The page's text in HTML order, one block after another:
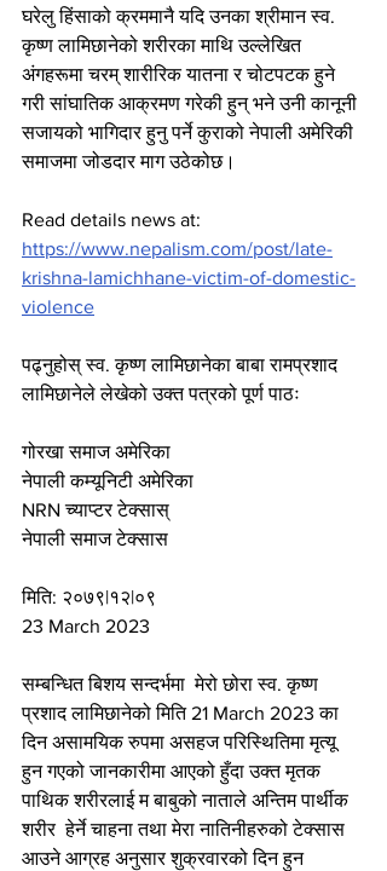
घरेलु हिंसाको क्रममानै यदि उनका श्रीमान स्व.
कृष्ण लामिछानेको शरीरका माथि उल्लेखित
अंगहरूमा चरम् शारीरिक यातना र चोटपटक हुने
गरी सांघातिक आक्रमण गरेकी हुन् भने उनी कानूनी
सजायको भागिदार हुनु पर्ने कुराको नेपाली अमेरिकी
समाजमा जोडदार माग उठेकोछ।
Read details news at:
https://www.nepalism.com/post/late-
krishna-lamichhane-victim-of-domestic-
violence
पढ्नुहोस् स्व. कृष्ण लामिछानेका बाबा रामप्रशाद
लामिछानेले लेखेको उक्त पत्रको पूर्ण पाठः
गोरखा समाज अमेरिका
नेपाली कम्यूनिटी अमेरिका
NRN च्याप्टर टेक्सास्
नेपाली समाज टेक्सास
मिति: २०७९|१२|०९
23 March 2023
सम्बन्धित बिशय सन्दर्भमा  मेरो छोरा स्व. कृष्ण
प्रशाद लामिछानेको मिति 21 March 2023 का
दिन असामयिक रुपमा असहज परिस्थितिमा मृत्यू
हुन गएको जानकारीमा आएको हुँदा उक्त मृतक
पाथिक शरीरलाई म बाबुको नाताले अन्तिम पार्थीक
शरीर  हेर्ने चाहना तथा मेरा नातिनीहरुको टेक्सास
आउने आग्रह अनुसार शुक्रवारको दिन हुन